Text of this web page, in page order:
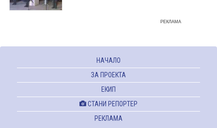
РЕКЛАМА
НАЧАЛО
ЗА ПРОЕКТА
ЕКИП
СТАНИ РЕПОРТЕР
РЕКЛАМА